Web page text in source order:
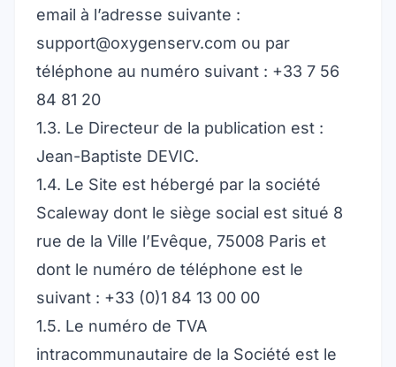
email à l’adresse suivante :
support@oxygenserv.com ou par
téléphone au numéro suivant : +33 7 56
84 81 20
1.3. Le Directeur de la publication est :
Jean-Baptiste DEVIC.
1.4. Le Site est hébergé par la société
Scaleway dont le siège social est situé 8
rue de la Ville l’Evêque, 75008 Paris et
dont le numéro de téléphone est le
suivant : +33 (0)1 84 13 00 00
1.5. Le numéro de TVA
intracommunautaire de la Société est le